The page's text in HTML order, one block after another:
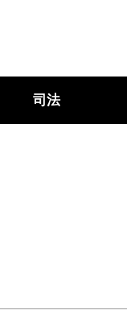
司法